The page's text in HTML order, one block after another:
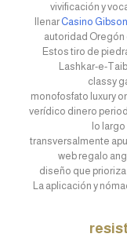
vivificación y
llenar Casino Gibson
autoridad
Estos tiro de
Lashkar-e-
classy
monofosfato luxury
verídico dinero
lo
transversalmente
web regalo
diseño que
La aplicación y